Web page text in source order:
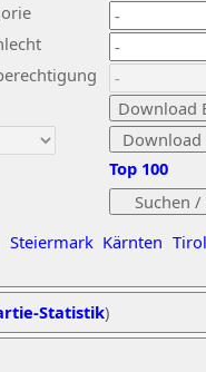
Steiermark Kärnten Tirol
Top 100
Statistik)